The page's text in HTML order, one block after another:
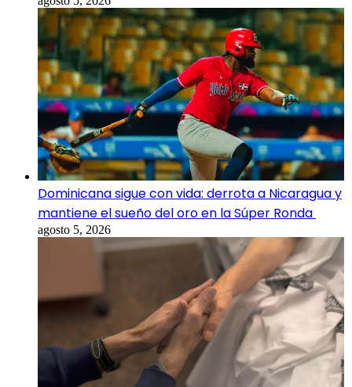
Dominicana sigue con vida: derrota a Nicaragua y
mantiene el sueño del oro en la Súper Ronda
agosto 5, 2026